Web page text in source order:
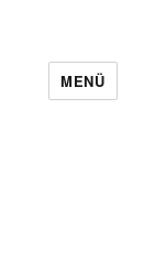
MENÜ